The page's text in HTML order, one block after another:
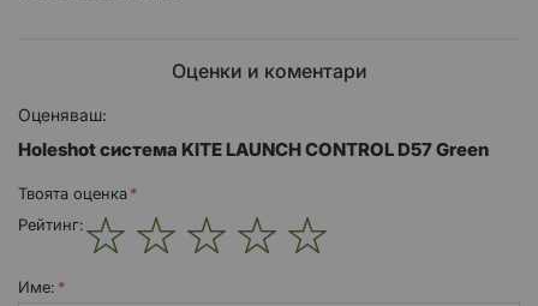
Оценки и коментари
Оценяваш:
Holeshot система KITE LAUNCH CONTROL D57 Green
Твоята оценка
Рейтинг:
Име: